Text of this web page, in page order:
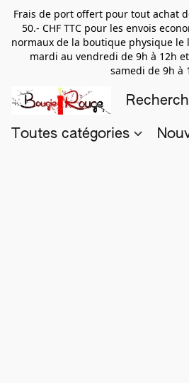
Frais de port offert pour tout achat
50.- CHF TTC pour les envois
normaux de la boutique physique le
mardi au vendredi de 9h à 12h
samedi de 9h à
Toutes catégories